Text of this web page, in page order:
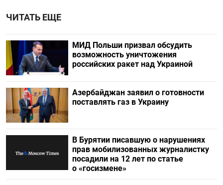
ЧИТАТЬ ЕЩЕ
МИД Польши призвал обсудить
возможность уничтожения
российских ракет над Украиной
Азербайджан заявил о готовности
поставлять газ в Украину
В Бурятии писавшую о нарушениях
прав мобилизованных журналистку
посадили на 12 лет по статье
о «госизмене»